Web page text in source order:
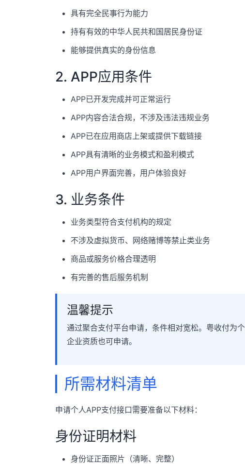
具有完全民事行为能力
持有有效的中华人民共和国居民身份证
能够提供真实的身份信息
2. APP应用条件
APP已开发完成并可正常运行
APP内容合法合规，不涉及违法违规业务
APP已在应用商店上架或提供下载链接
APP具有清晰的业务模式和盈利模式
APP用户界面完善，用户体验良好
3. 业务条件
业务类型符合支付机构的规定
不涉及虚拟货币、网络赌博等禁止类业务
商品或服务价格合理透明
有完善的售后服务机制
温馨提示
通过聚合支付平台申请，条件相对宽松。粤收付为
企业资质也可申请。
所需材料清单
申请个人APP支付接口需要准备以下材料：
身份证明材料
身份证正面照片（清晰、完整）